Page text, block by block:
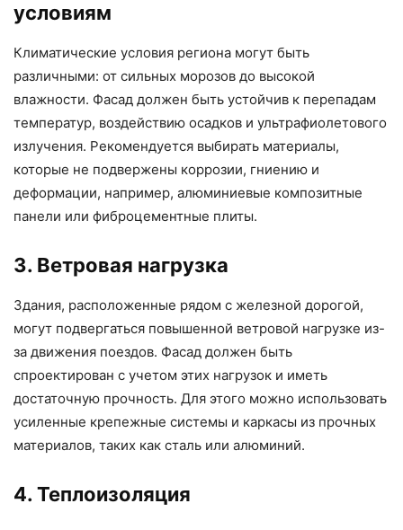
условиям
Климатические условия региона могут быть
различными: от сильных морозов до высокой
влажности. Фасад должен быть устойчив к перепадам
температур, воздействию осадков и ультрафиолетового
излучения. Рекомендуется выбирать материалы,
которые не подвержены коррозии, гниению и
деформации, например, алюминиевые композитные
панели или фиброцементные плиты.
3. Ветровая нагрузка
Здания, расположенные рядом с железной дорогой,
могут подвергаться повышенной ветровой нагрузке из-
за движения поездов. Фасад должен быть
спроектирован с учетом этих нагрузок и иметь
достаточную прочность. Для этого можно использовать
усиленные крепежные системы и каркасы из прочных
материалов, таких как сталь или алюминий.
4. Теплоизоляция